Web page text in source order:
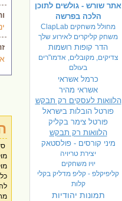
אתר שורש - גולשים לתוכן
הלכה בפרשה
מחולל משחקים ClapLab
משחק קליקרים לאירוע שלך
הדר קופות רושמות
צדיקים, מקובלים, אדמו"רים
בעולם
כרמל אשראי
אשראי מהיר
הלוואות לעסקים רק תבקש
פורטל הובלות בישראל
פורטל צימר בקליק
הלוואות רק תבקש
מיני קורסים - פולסטאק
יצירת טריויה
יויו משחקים
קליפיקלפ - קליפ מדליק בקלי
קלות
תמונות יהודיות